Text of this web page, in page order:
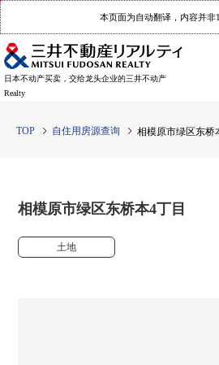
本页面为自动翻译，内容并非
日本不动产买卖，交给龙头企业的三井不动产
Realty
TOP 自住用房源查询 相模原市绿区东
相模原市绿区东桥本4丁目
土地